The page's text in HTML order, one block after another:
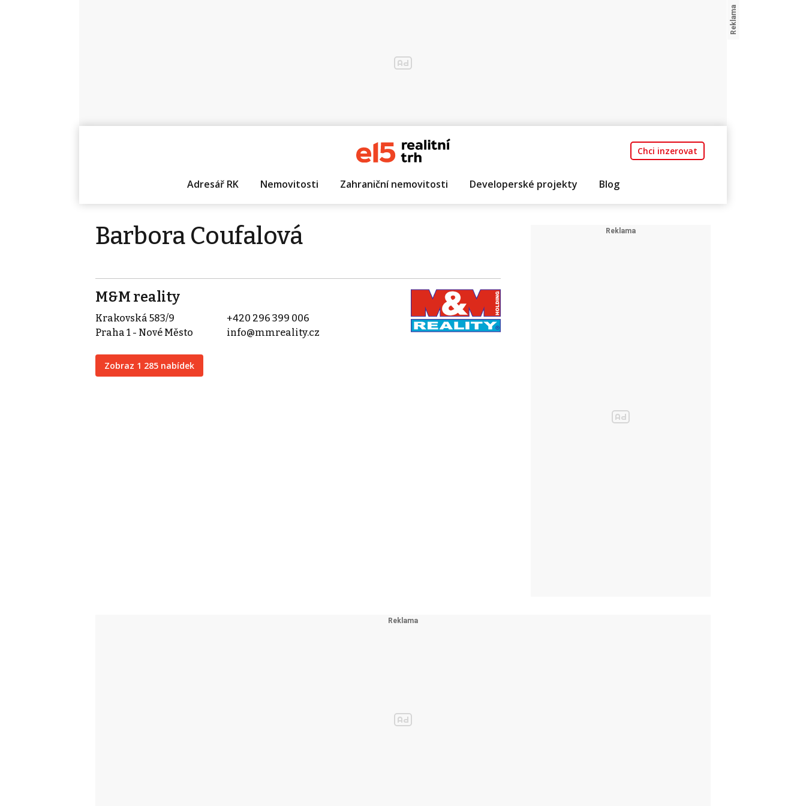
Chci inzerovat
Adresář RK Nemovitosti Zahraniční nemovitosti Developerské projekty Blog
Barbora Coufalová
M&M reality
Krakovská 583/9
Praha 1 - Nové Město
Zobraz 1 285 nabídek
+420 296 399 006
info@mmreality.cz